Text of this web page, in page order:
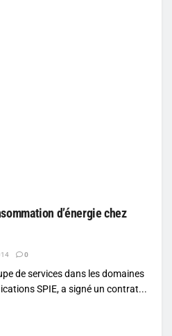
d’énergie chez
0
de services dans les domaines
SPIE, a signé un contrat...